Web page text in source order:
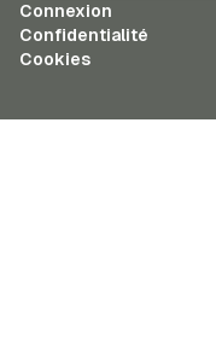
Connexion
Confidentialité
Cookies